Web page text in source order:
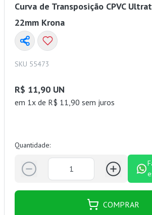
Curva de Transposição CPVC
22mm Krona
SKU 55473
R$ 11,90 UN
em 1x de R$ 11,90 sem juros
Quantidade:
COMPRAR